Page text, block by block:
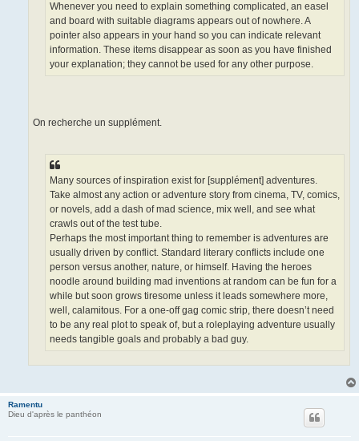
Whenever you need to explain something complicated, an easel
and board with suitable diagrams appears out of nowhere. A
pointer also appears in your hand so you can indicate relevant
information. These items disappear as soon as you have finished
your explanation; they cannot be used for any other purpose.
On recherche un supplément.
Many sources of inspiration exist for [supplément] adventures.
Take almost any action or adventure story from cinema, TV, comics,
or novels, add a dash of mad science, mix well, and see what
crawls out of the test tube.
Perhaps the most important thing to remember is adventures are
usually driven by conflict. Standard literary conflicts include one
person versus another, nature, or himself. Having the heroes
noodle around building mad inventions at random can be fun for a
while but soon grows tiresome unless it leads somewhere more,
well, calamitous. For a one-off gag comic strip, there doesn’t need
to be any real plot to speak of, but a roleplaying adventure usually
needs tangible goals and probably a bad guy.
Ramentu
Dieu d'après le panthéon